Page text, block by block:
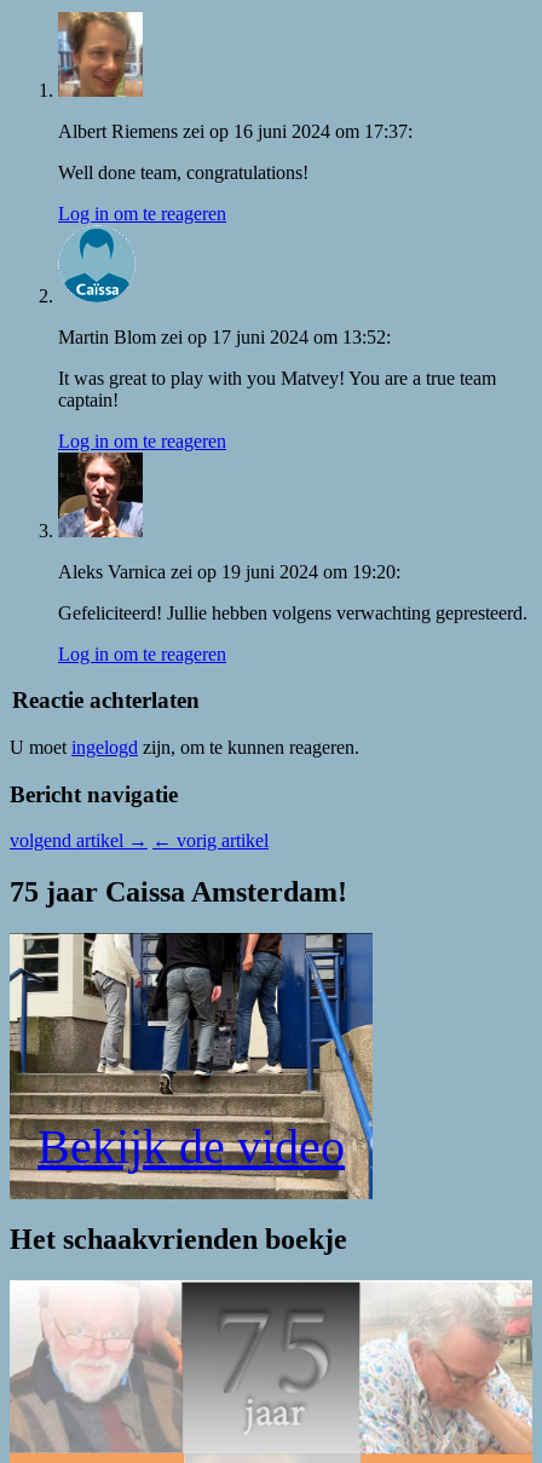
Albert Riemens zei op 16 juni 2024 om 17:37:
Well done team, congratulations!
Log in om te reageren
Martin Blom zei op 17 juni 2024 om 13:52:
It was great to play with you Matvey! You are a true team
captain!
Log in om te reageren
Aleks Varnica zei op 19 juni 2024 om 19:20:
Gefeliciteerd! Jullie hebben volgens verwachting gepresteerd.
Log in om te reageren
Reactie achterlaten
U moet ingelogd zijn, om te kunnen reageren.
Bericht navigatie
volgend artikel → ← vorig artikel
75 jaar Caissa Amsterdam!
Bekijk de video
Het schaakvrienden boekje